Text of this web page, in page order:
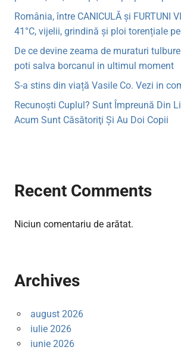
România, între CANICULĂ și FURTUNI
41°C, vijelii, grindină și ploi torențiale
De ce devine zeama de muraturi
poti salva borcanul in ultimul moment
S-a stins din viață Vasile Co. Vezi in
Recunoşti Cuplul? Sunt Împreună Din
Acum Sunt Căsătoriţi Şi Au Doi Copii
Recent Comments
Niciun comentariu de arătat.
Archives
august 2026
iulie 2026
iunie 2026